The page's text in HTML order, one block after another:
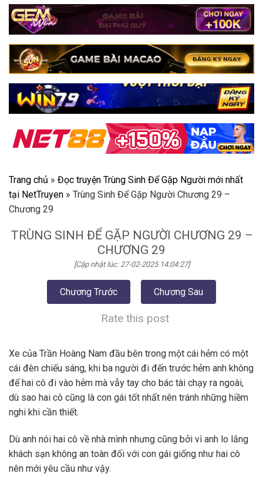
Trang chủ » Đọc truyện Trùng Sinh Để Gặp Người mới nhất
tại NetTruyen » Trùng Sinh Để Gặp Người Chương 29 –
Chương 29
TRÙNG SINH ĐỂ GẶP NGƯỜI CHƯƠNG 29 –
CHƯƠNG 29
[Cập nhật lúc: 27-02-2025 14:04:27]
Chương Trước Chương Sau
Rate this post
Xe của Trần Hoàng Nam đầu bên trong một cái hẻm có một
cái đèn chiếu sáng, khi ba người đi đến trước hẻm anh không
để hai cô đi vào hẻm mà vẫy tay cho bác tài chạy ra ngoài,
dù sao hai cô cũng là con gái tốt nhất nên tránh những hiềm
nghi khi cần thiết.
Dù anh nói hai cô về nhà mình nhưng cũng bởi vì anh lo lắng
khách sạn không an toàn đối với con gái giống như hai cô
nên mới yêu cầu như vậy.